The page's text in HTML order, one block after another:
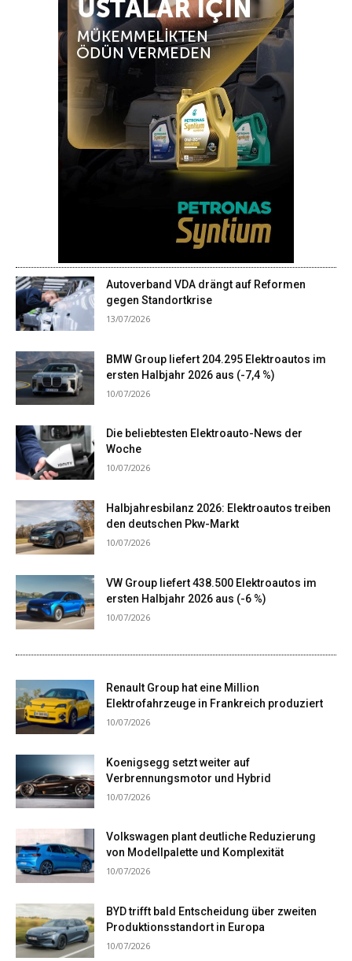
Autoverband VDA drängt auf Reformen
gegen Standortkrise
13/07/2026
BMW Group liefert 204.295 Elektroautos im
ersten Halbjahr 2026 aus (-7,4 %)
10/07/2026
Die beliebtesten Elektroauto-News der
Woche
10/07/2026
Halbjahresbilanz 2026: Elektroautos treiben
den deutschen Pkw-Markt
10/07/2026
VW Group liefert 438.500 Elektroautos im
ersten Halbjahr 2026 aus (-6 %)
10/07/2026
Renault Group hat eine Million
Elektrofahrzeuge in Frankreich produziert
10/07/2026
Koenigsegg setzt weiter auf
Verbrennungsmotor und Hybrid
10/07/2026
Volkswagen plant deutliche Reduzierung
von Modellpalette und Komplexität
10/07/2026
BYD trifft bald Entscheidung über zweiten
Produktionsstandort in Europa
10/07/2026